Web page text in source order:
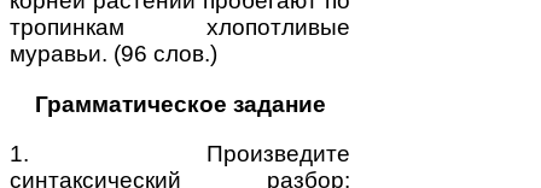
тропинкам хлопотливые
муравьи. (96 слов.)
Грамматическое задание
1. Произведите
синтаксический разбор: